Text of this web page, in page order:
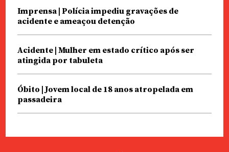
Imprensa | Polícia impediu gravações de
acidente e ameaçou detenção
Acidente | Mulher em estado crítico após ser
atingida por tabuleta
Óbito | Jovem local de 18 anos atropelada em
passadeira